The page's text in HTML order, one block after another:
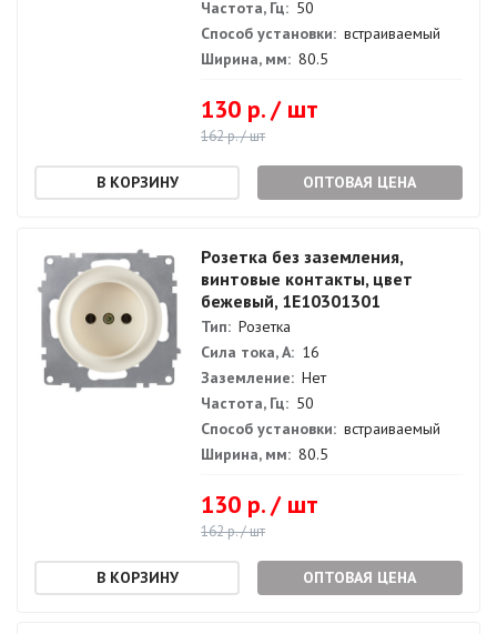
Частота, Гц: 50
Способ установки: встраиваемый
Ширина, мм: 80.5
130 р. / шт
162 р. / шт
ОПТОВАЯ ЦЕНА
Розетка без заземления,
винтовые контакты, цвет
бежевый, 1E10301301
Тип: Розетка
Сила тока, А: 16
Заземление: Нет
Частота, Гц: 50
Способ установки: встраиваемый
Ширина, мм: 80.5
130 р. / шт
162 р. / шт
ОПТОВАЯ ЦЕНА